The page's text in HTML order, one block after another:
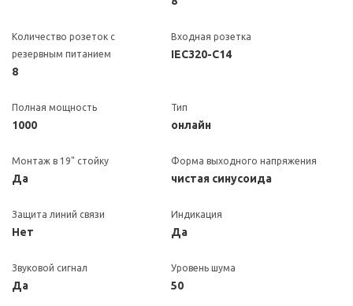
Количество розеток с
резервным питанием
8
Входная розетка
IEC320-C14
Полная мощность
1000
Тип
онлайн
Монтаж в 19" стойку
Да
Форма выходного напряжения
чистая синусоида
Защита линий связи
Нет
Индикация
Да
Звуковой сигнал
Да
Уровень шума
50